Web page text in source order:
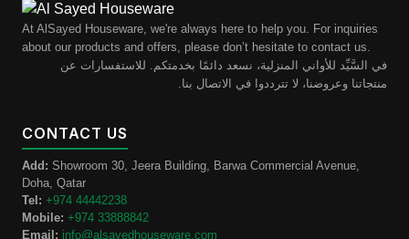
At AlSayed Houseware, we're always here to help you. For inquiries
about our products and offers, please don’t hesitate to contact us.
في السَّيِّد للأواني المنزلية، نسعد دائمًا بخدمتكم. للاستفسارات عن
منتجاتنا وعروضنا، لا تترددوا في الاتصال بنا.
CONTACT US
Add: Showroom 30, Jeera Building, Barwa Commercial Avenue,
Doha, Qatar
Tel: +974 44442238
Mobile: +974 33888842
Email: info@alsayedhouseware.com